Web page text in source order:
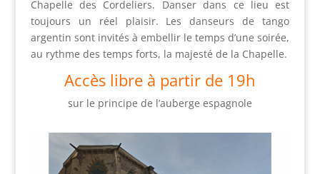
Chapelle des Cordeliers. Danser dans ce lieu est
toujours un réel plaisir. Les danseurs de tango
argentin sont invités à embellir le temps d’une soirée,
au rythme des temps forts, la majesté de la Chapelle.
Accès libre à partir de 19h
sur le principe de l’auberge espagnole